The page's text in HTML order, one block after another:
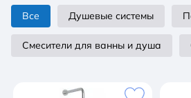
Все Душевые системы
Смесители для ванны и душа